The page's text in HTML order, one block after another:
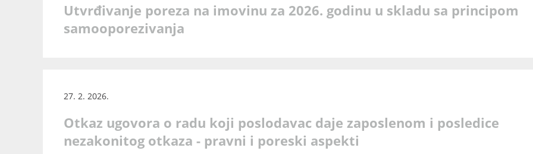
Utvrđivanje poreza na imovinu za 2026. godinu u skladu sa principom
samooporezivanja
Otkaz ugovora o radu koji poslodavac daje zaposlenom i posledice
nezakonitog otkaza - pravni i poreski aspekti
27. 2. 2026.